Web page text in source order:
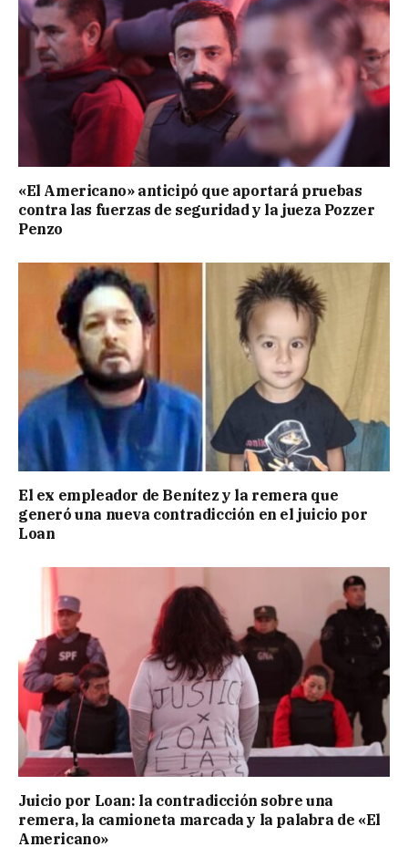
«El Americano» anticipó que aportará pruebas
contra las fuerzas de seguridad y la jueza Pozzer
Penzo
El ex empleador de Benítez y la remera que
generó una nueva contradicción en el juicio por
Loan
Juicio por Loan: la contradicción sobre una
remera, la camioneta marcada y la palabra de «El
Americano»